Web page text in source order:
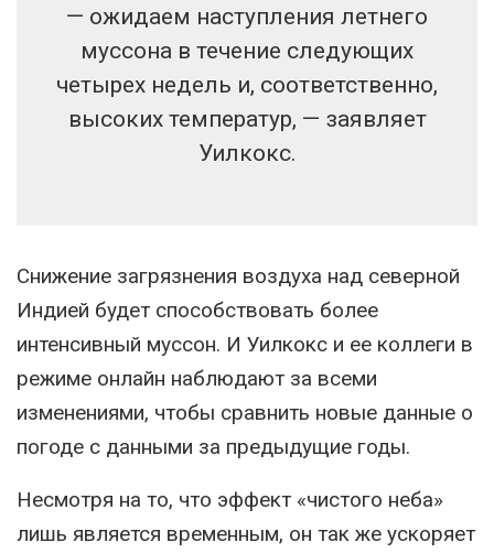
— ожидаем наступления летнего
муссона в течение следующих
четырех недель и, соответственно,
высоких температур, — заявляет
Уилкокс.
Снижение загрязнения воздуха над северной
Индией будет способствовать более
интенсивный муссон. И Уилкокс и ее коллеги в
режиме онлайн наблюдают за всеми
изменениями, чтобы сравнить новые данные о
погоде с данными за предыдущие годы.
Несмотря на то, что эффект «чистого неба»
лишь является временным, он так же ускоряет